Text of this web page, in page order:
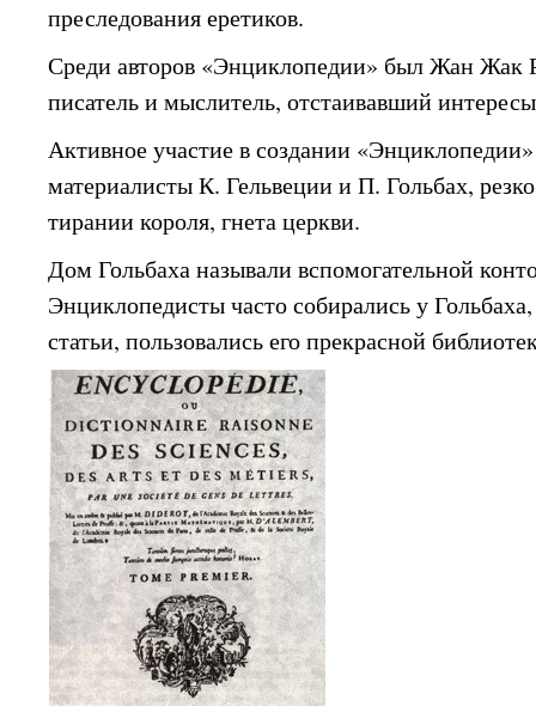
преследования еретиков.
Среди авторов «Энциклопедии» был Жан
писатель и мыслитель, отстаивавший
Активное участие в создании
материалисты К. Гельвеции и П. Гольбах,
тирании короля, гнета церкви.
Дом Гольбаха называли вспомогательной
Энциклопедисты часто собирались у
статьи, пользовались его прекрасной